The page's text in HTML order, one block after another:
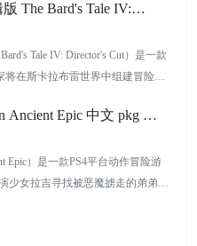
The Bard's Tale IV:
载
Tale IV: Director's Cut）是一款
将在斯卡拉布雷世界中组建冒险队
更多内容与系统优化，为玩家带来
略冒险和传统RPG玩法的玩家。
Ancient Epic 中文 pkg 网
Epic）是一款PS4平台动作冒险游
少女拉吉寻找被恶魔掳走的弟弟。